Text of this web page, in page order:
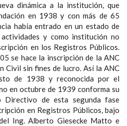
dinámica a la institución, que
en 1938 y con más de 65
había entrado en un estado de
y como institución no
en los Registros Públicos.
se hace la inscripción de la ANC
Civil sin fines de lucro. Así la ANC
de 1938 y reconocida por el
en octubre de 1939 conforma su
Directivo de esta segunda fase
en Registros Públicos, bajo
Ing. Alberto Giesecke Matto e